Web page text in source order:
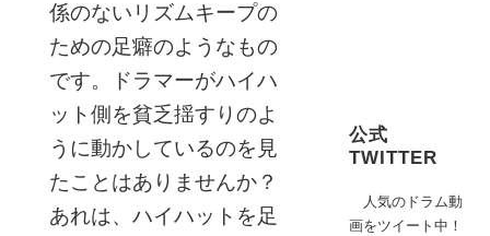
係のないリズムキープの
ための足癖のようなもの
です。ドラマーがハイハ
ット側を貧乏揺すりのよ
うに動かしているのを見
たことはありませんか？
あれは、ハイハットを足
公式
TWITTER
人気のドラム動
画をツイート中！